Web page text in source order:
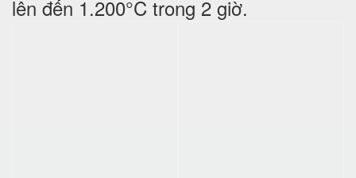
lên đến 1.200°C trong 2 giờ.